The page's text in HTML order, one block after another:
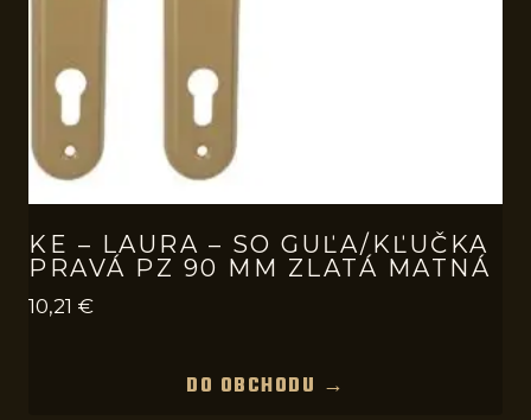
KE – LAURA – SO GUĽA/KĽUČKA
PRAVÁ PZ 90 MM ZLATÁ MATNÁ
10,21 €
DO OBCHODU →